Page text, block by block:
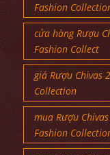
Fashion
cửa hàng Rượu
Fashion Collect
giá Rượu Chivas
Collection
mua Rượu
Fashion